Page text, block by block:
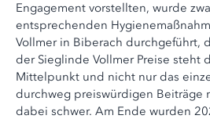
Engagement vorstellten, wurde
entsprechenden
Vollmer in Biberach durchgeführt,
der Sieglinde Vollmer Preise steht
Mittelpunkt und nicht nur das
durchweg preiswürdigen Beiträge
dabei schwer. Am Ende wurden